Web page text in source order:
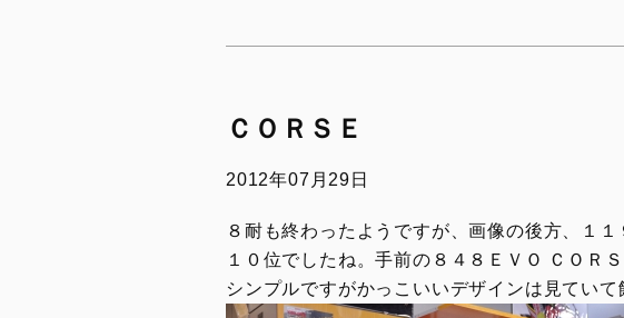
ＣＯＲＳＥ
2012年07月29日
８耐も終わったようですが、画像の後方、１
１０位でしたね。手前の８４８ＥＶＯ ＣＯＲ
シンプルですがかっこいいデザインは見ていて